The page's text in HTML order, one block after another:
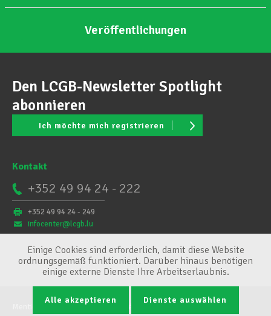
Veröffentlichungen
Den LCGB-Newsletter Spotlight
abonnieren
Ich möchte mich registrieren
Kontakt
+352 49 94 24 - 222
+352 49 94 24 - 249
infocenter@lcgb.lu
Conditions générales
Einige Cookies sind erforderlich, damit diese Website
ordnungsgemäß funktioniert. Darüber hinaus benötigen
einige externe Dienste Ihre Arbeitserlaubnis.
Alle akzeptieren Dienste auswählen